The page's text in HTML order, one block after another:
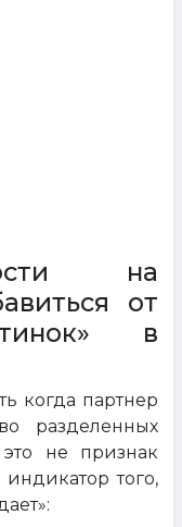
на
от
в
когда партнер
разделенных
не признак
того,